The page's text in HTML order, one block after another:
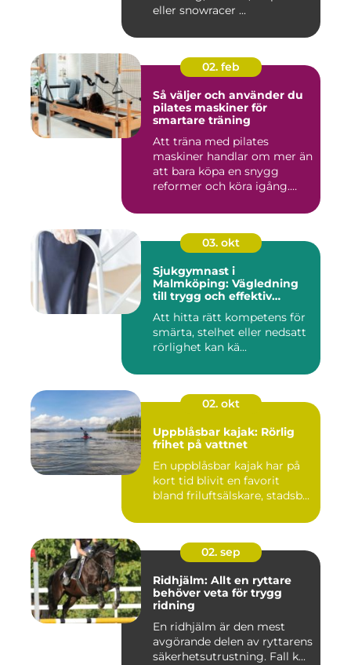
eller snowracer ...
02. feb
Så väljer och använder du
pilates maskiner för
smartare träning
Att träna med pilates
maskiner handlar om mer än
att bara köpa en snygg
reformer och köra igång.
03. okt
Sjukgymnast i
Malmköping: Vägledning
till trygg och effektiv
Att hitta rätt kompetens för
smärta, stelhet eller nedsatt
rörlighet kan kä...
02. okt
Uppblåsbar kajak: Rörlig
frihet på vattnet
En uppblåsbar kajak har på
kort tid blivit en favorit
bland friluftsälskare, stadsb...
02. sep
Ridhjälm: Allt en ryttare
behöver veta för trygg
ridning
En ridhjälm är den mest
avgörande delen av ryttarens
säkerhetsutrustning. Fall k...